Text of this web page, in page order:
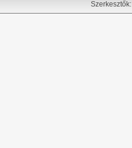
Szerkesztők: